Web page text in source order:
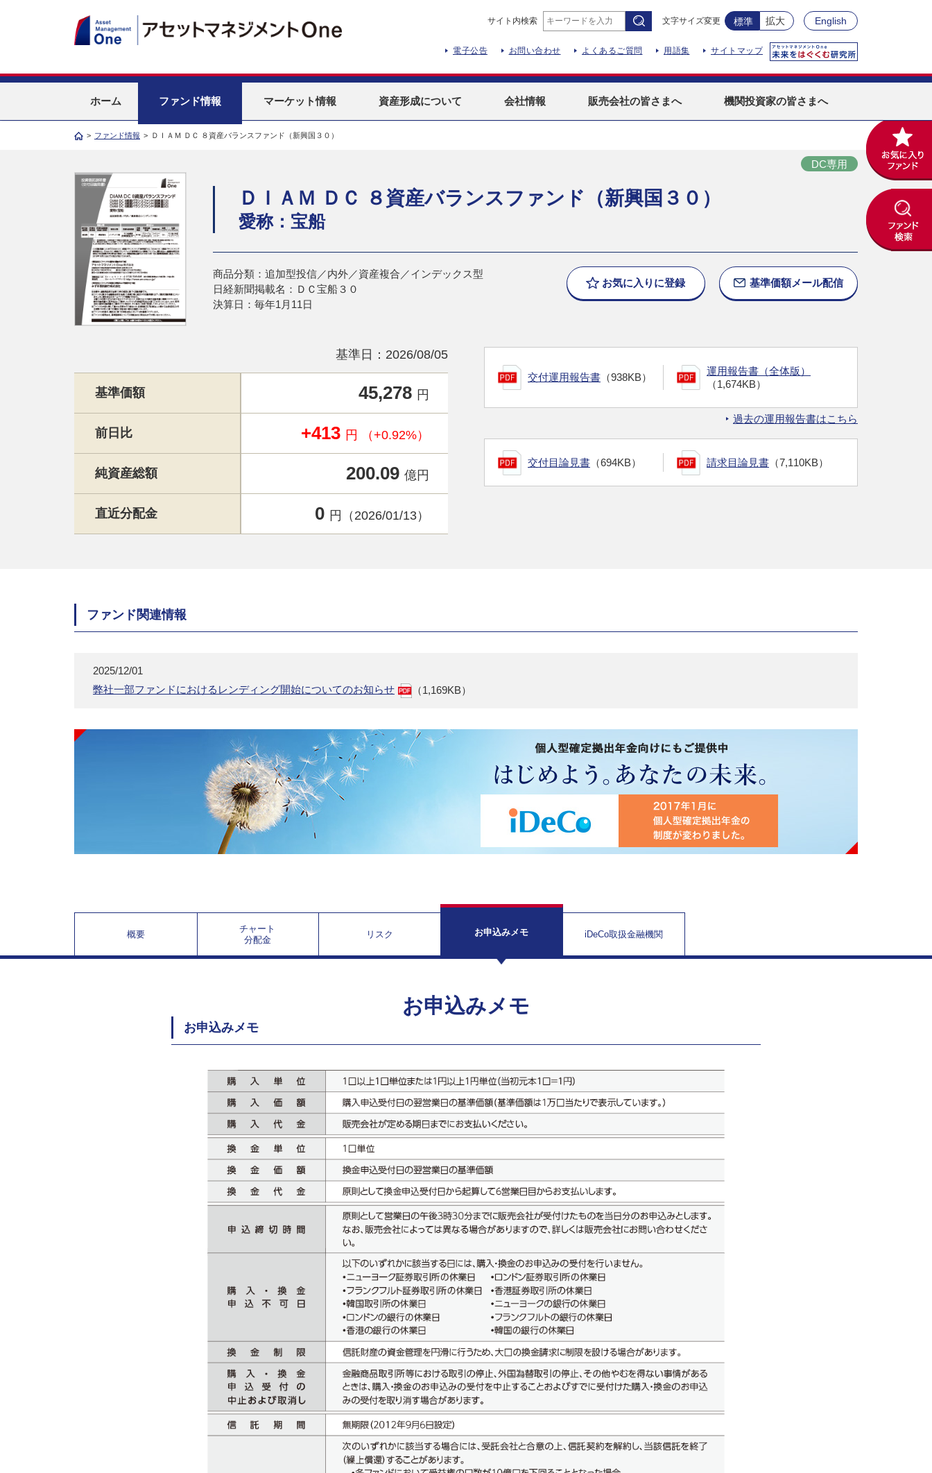
サイト内検索 文字サイズ変更 標準 拡大 English
電子公告 お問い合わせ よくあるご質問 用語集 サイトマップ
ホーム ファンド情報 マーケット情報 資産形成について 会社情報 販売会社の皆さまへ 機関投資家の皆さまへ
> ファンド情報 > ＤＩＡＭ ＤＣ ８資産バランスファンド（新興国３０）
DC専用
ＤＩＡＭ ＤＣ ８資産バランスファンド（新興国３０）
愛称：宝船
商品分類：追加型投信／内外／資産複合／インデックス型
日経新聞掲載名：ＤＣ宝船３０
決算日：毎年1月11日
お気に入りに登録 基準価額メール配信
基準日：2026/08/05
基準価額 45,278 円
前日比 +413 円 （+0.92%）
純資産総額 200.09 億円
直近分配金 0 円（2026/01/13）
交付運用報告書 （938KB）
運用報告書（全体版）
（1,674KB）
過去の運用報告書はこちら
交付目論見書 （694KB） 請求目論見書 （7,110KB）
ファンド関連情報
2025/12/01
弊社一部ファンドにおけるレンディング開始についてのお知らせ
（1,169KB）
概要
チャート
分配金
リスク お申込みメモ iDeCo取扱金融機関
お申込みメモ
お申込みメモ